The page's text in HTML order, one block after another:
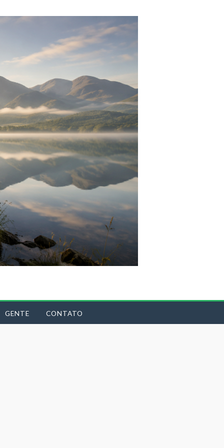
GENTE CONTATO